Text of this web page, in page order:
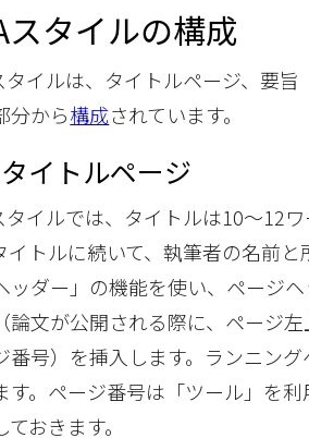
スタイルの構成
タイルは、タイトルページ、要
分から構成されています。
イトルページ
タイルでは、タイトルは10～12
イトルに続いて、執筆者の名前
ッダー」の機能を使い、ページ
論文が公開される際に、ページ
番号）を挿入します。ランニン
す。ページ番号は「ツール」を
ておきます。